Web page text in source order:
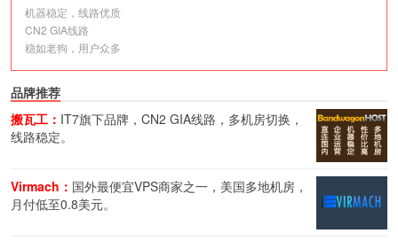
机器稳定，线路优质
CN2 GIA线路
稳如老狗，用户众多
品牌推荐
搬瓦工： IT7旗下品牌，CN2 GIA线路，多机房切换，
线路稳定。
Virmach： 国外最便宜VPS商家之一，美国多地机房，
月付低至0.8美元。